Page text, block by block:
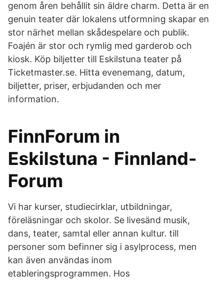
genom åren behållit sin äldre charm. Detta är en
genuin teater där lokalens utformning skapar en
stor närhet mellan skådespelare och publik.
Foajén är stor och rymlig med garderob och
kiosk. Köp biljetter till Eskilstuna teater på
Ticketmaster.se. Hitta evenemang, datum,
biljetter, priser, erbjudanden och mer
information.
FinnForum in
Eskilstuna - Finnland-
Forum
Vi har kurser, studiecirklar, utbildningar,
föreläsningar och skolor. Se livesänd musik,
dans, teater, samtal eller annan kultur. till
personer som befinner sig i asylprocess, men
kan även användas inom
etableringsprogrammen. Hos